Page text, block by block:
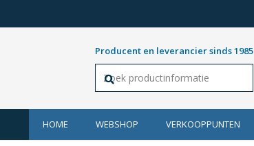
Producent en leverancier sinds 1985
HOME WEBSHOP VERKOOPPUNTEN